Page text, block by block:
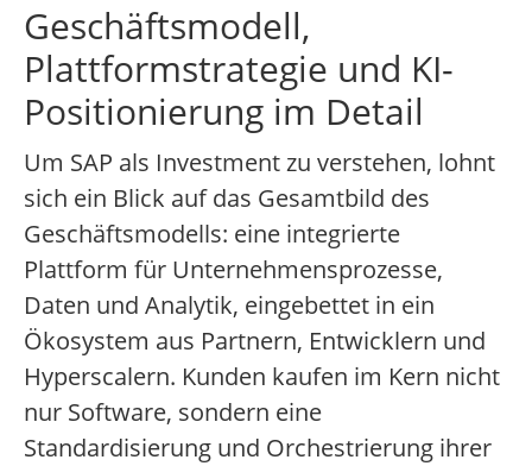
Geschäftsmodell,
Plattformstrategie und KI-
Positionierung im Detail
Um SAP als Investment zu verstehen, lohnt
sich ein Blick auf das Gesamtbild des
Geschäftsmodells: eine integrierte
Plattform für Unternehmensprozesse,
Daten und Analytik, eingebettet in ein
Ökosystem aus Partnern, Entwicklern und
Hyperscalern. Kunden kaufen im Kern nicht
nur Software, sondern eine
Standardisierung und Orchestrierung ihrer